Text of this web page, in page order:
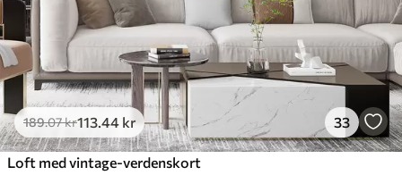
189.07kr113 .44 kr 33
Loft med vintage-verdenskort